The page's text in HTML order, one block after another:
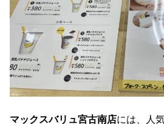
マックスバリュ宮古南店には、人